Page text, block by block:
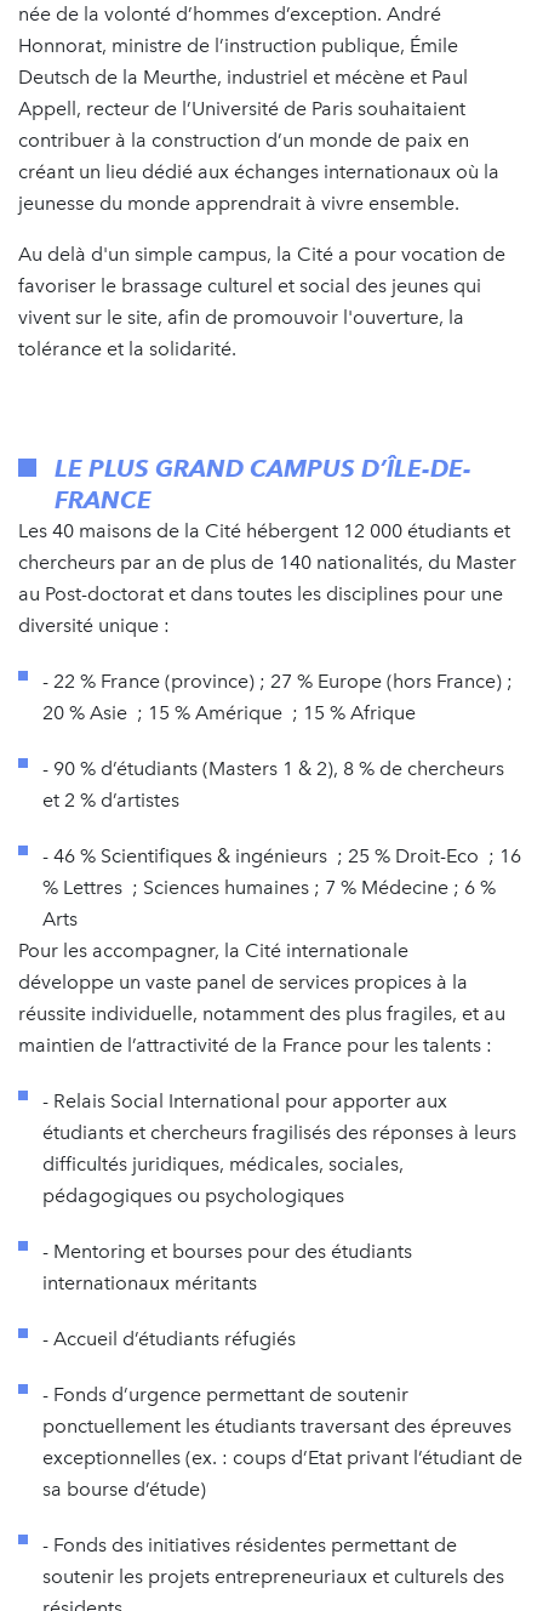
née de la volonté d’hommes d’exception. André
Honnorat, ministre de l’instruction publique, Émile
Deutsch de la Meurthe, industriel et mécène et Paul
Appell, recteur de l’Université de Paris souhaitaient
contribuer à la construction d’un monde de paix en
créant un lieu dédié aux échanges internationaux où la
jeunesse du monde apprendrait à vivre ensemble.
Au delà d'un simple campus, la Cité a pour vocation de
favoriser le brassage culturel et social des jeunes qui
vivent sur le site, afin de promouvoir l'ouverture, la
tolérance et la solidarité.
LE PLUS GRAND CAMPUS D’ÎLE-DE-
FRANCE
Les 40 maisons de la Cité hébergent 12 000 étudiants et
chercheurs par an de plus de 140 nationalités, du Master
au Post-doctorat et dans toutes les disciplines pour une
diversité unique :
- 22 % France (province) ; 27 % Europe (hors France) ;
20 % Asie ; 15 % Amérique ; 15 % Afrique
- 90 % d’étudiants (Masters 1 & 2), 8 % de chercheurs
et 2 % d’artistes
- 46 % Scientifiques & ingénieurs ; 25 % Droit-Eco ; 16
% Lettres ; Sciences humaines ; 7 % Médecine ; 6 %
Arts
Pour les accompagner, la Cité internationale
développe un vaste panel de services propices à la
réussite individuelle, notamment des plus fragiles, et au
maintien de l’attractivité de la France pour les talents :
- Relais Social International pour apporter aux
étudiants et chercheurs fragilisés des réponses à leurs
difficultés juridiques, médicales, sociales,
pédagogiques ou psychologiques
- Mentoring et bourses pour des étudiants
internationaux méritants
- Accueil d’étudiants réfugiés
- Fonds d’urgence permettant de soutenir
ponctuellement les étudiants traversant des épreuves
exceptionnelles (ex. : coups d’Etat privant l’étudiant de
sa bourse d’étude)
- Fonds des initiatives résidentes permettant de
soutenir les projets entrepreneuriaux et culturels des